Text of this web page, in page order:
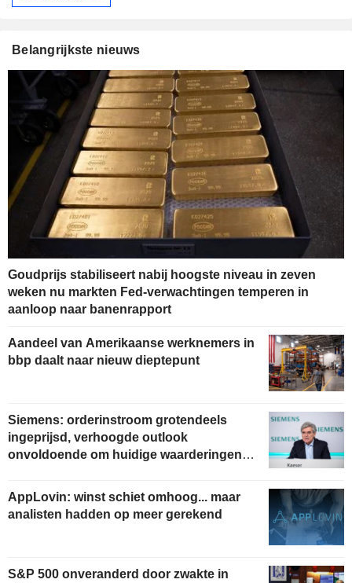
Belangrijkste nieuws
Goudprijs stabiliseert nabij hoogste niveau in zeven
weken nu markten Fed-verwachtingen temperen in
aanloop naar banenrapport
Aandeel van Amerikaanse werknemers in
bbp daalt naar nieuw dieptepunt
Siemens: orderinstroom grotendeels
ingeprijsd, verhoogde outlook
onvoldoende om huidige waarderingen te
AppLovin: winst schiet omhoog... maar
analisten hadden op meer gerekend
S&P 500 onveranderd door zwakte in